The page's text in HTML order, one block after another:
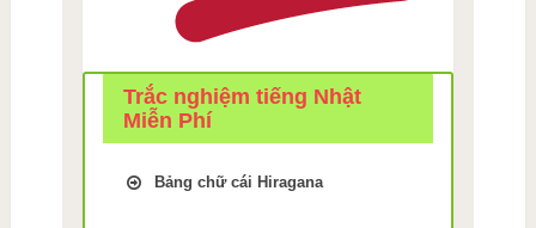
Trắc nghiệm tiếng Nhật
Miễn Phí
Bảng chữ cái Hiragana